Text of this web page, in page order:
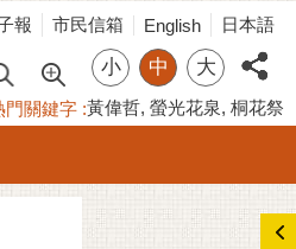
報 市民信箱 English 日本語
小 中 大
門關鍵字 黃偉哲 螢光花泉 桐花祭